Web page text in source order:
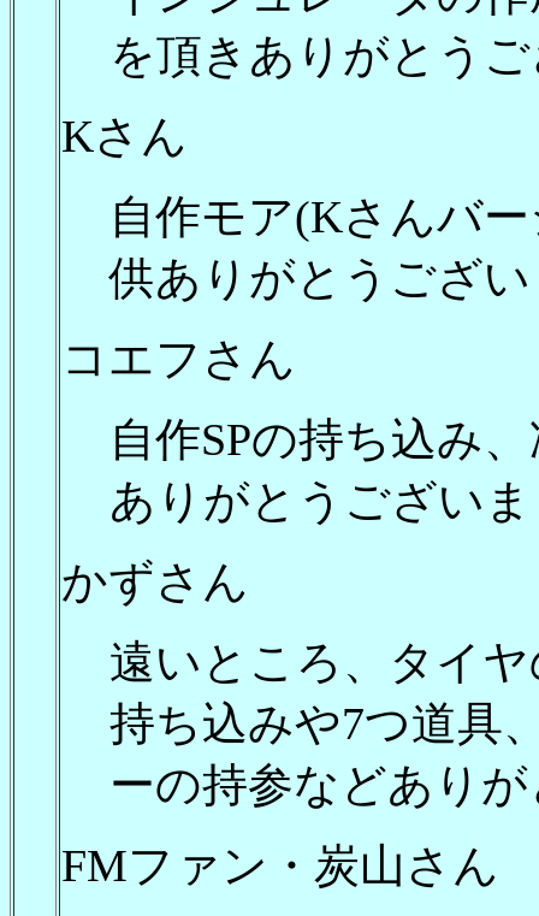
を頂きありがとう
Kさん
自作モア(Kさんバ
供ありがとうござ
コエフさん
自作SPの持ち込み
ありがとうござい
かずさん
遠いところ、タイ
持ち込みや7つ道具
ーの持参などあり
FMファン・炭山さん